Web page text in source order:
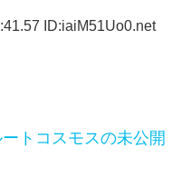
ID:iaiM51Uo0.net
トコスモスの未公開